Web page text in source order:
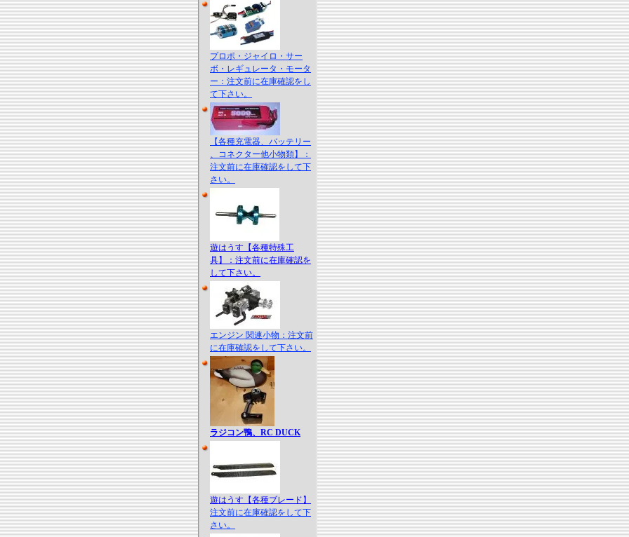
プロポ・ジャイロ・サー
ボ・レギュレータ・モータ
ー：注文前に在庫確認をし
て下さい。
【各種充電器、バッテリー
、コネクター他小物類】：
注文前に在庫確認をして下
さい。
遊はうす【各種特殊工
具】：注文前に在庫確認を
して下さい。
エンジン 関連小物：注文前
に在庫確認をして下さい。
ラジコン鴨、RC DUCK
遊はうす【各種ブレード】
注文前に在庫確認をして下
さい。